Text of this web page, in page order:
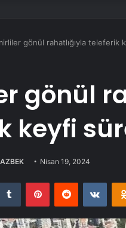
gönül rahatlığıyla teleferik
gönül
keyfi
Nisan 19, 2024
Tumblr PinterestReddit